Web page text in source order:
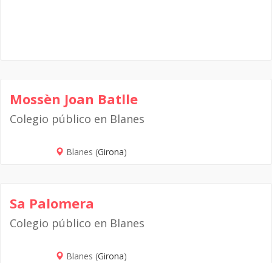
Mossèn Joan Batlle
Colegio público en Blanes
Blanes (Girona)
Sa Palomera
Colegio público en Blanes
Blanes (Girona)